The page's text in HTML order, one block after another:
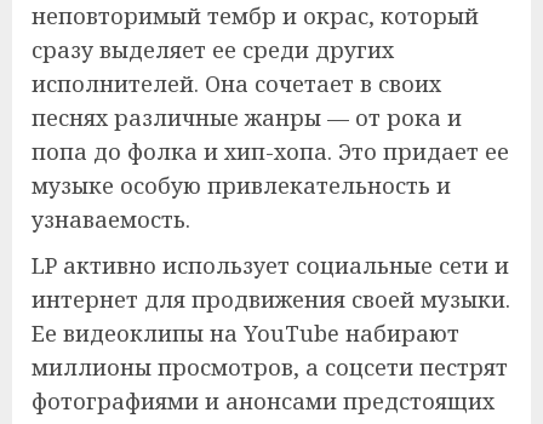
неповторимый тембр и окрас, который
сразу выделяет ее среди других
исполнителей. Она сочетает в своих
песнях различные жанры — от рока и
попа до фолка и хип-хопа. Это придает ее
музыке особую привлекательность и
узнаваемость.
LP активно использует социальные сети и
интернет для продвижения своей музыки.
Ее видеоклипы на YouTube набирают
миллионы просмотров, а соцсети пестрят
фотографиями и анонсами предстоящих